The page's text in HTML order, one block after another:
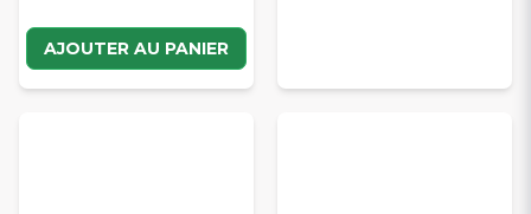
AJOUTER AU PANIER